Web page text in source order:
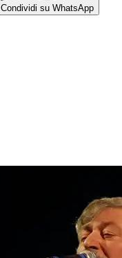
Condividi su WhatsApp